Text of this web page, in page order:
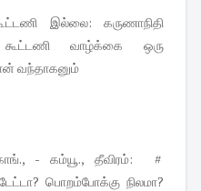
இல்லை: கருணாநிதி
வாழ்க்கை ஒரு
வந்தாகனும்
- கம்யூ., தீவிரம்: #
பொறம்போக்கு நிலமா?